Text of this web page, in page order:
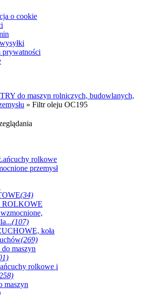
o cookie
prywatności
do maszyn rolniczych, budowlanych,
» Filtr oleju OC195
rolkowe
przemysł
(34)
(107)
koła
(269)
maszyn
rolkowe i
maszyn